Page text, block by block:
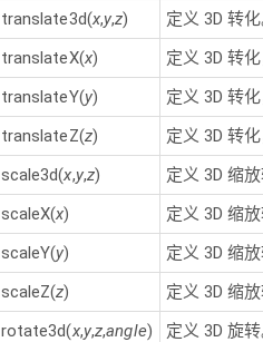
translate3d(x,y,z)
定义 3D 转化
translateX(x)
定义 3D 转
translateY(y)
定义 3D 转
translateZ(z)
定义 3D 转
scale3d(x,y,z)
定义 3D 缩放
scaleX(x)
定义 3D 缩
scaleY(y)
定义 3D 缩
scaleZ(z)
定义 3D 缩
rotate3d(x,y,z,angle)
定义 3D 旋转